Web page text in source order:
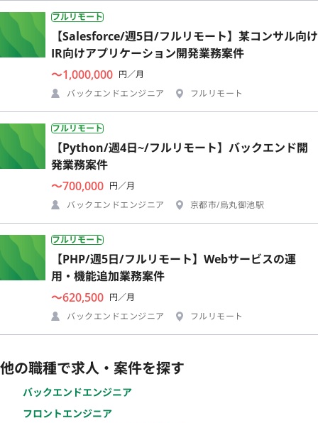
フルリモート
【Salesforce/週5日/フルリモート】某コンサル向け
IR向けアプリケーション開発業務案件
〜1,000,000 円／月
バックエンドエンジニア
フルリモート
フルリモート
【Python/週4日~/フルリモート】バックエンド開
発業務案件
〜700,000 円／月
バックエンドエンジニア
京都市/烏丸御池駅
フルリモート
【PHP/週5日/フルリモート】Webサービスの運
用・機能追加業務案件
〜620,500 円／月
バックエンドエンジニア
フルリモート
他の職種で求人・案件を探す
バックエンドエンジニア
フロントエンジニア